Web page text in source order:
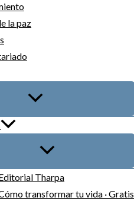
la paz
Tharpa
transformar tu vida · Gratis